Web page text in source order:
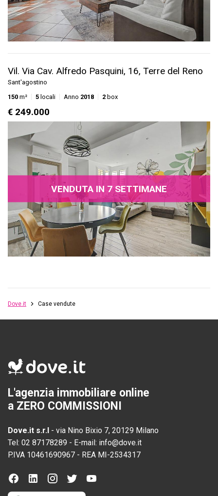
Vil. Via Cav. Alfredo Pasquini, 16, Terre del Reno
Sant'agostino
150 m² 5 locali Anno 2018 2 box
€ 249.000
VENDUTA IN 7 SETTIMANE
Dove.it Case vendute
L'agenzia immobiliare online
a ZERO COMMISSIONI
Dove.it s.r.l - via Nino Bixio 7, 20129 Milano
Tel: 02 87178289 - E-mail: info@dove.it
P.IVA 10461690967 - REA MI-2534317